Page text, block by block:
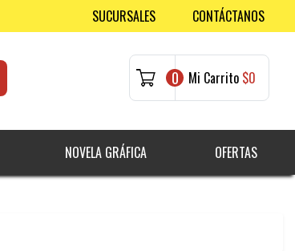
SUCURSALES CONTÁCTANOS
0 Mi Carrito $0
NOVELA GRÁFICA OFERTAS